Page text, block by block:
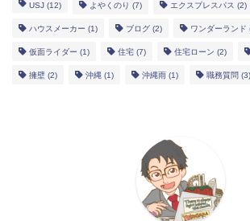
USJ (12) よやくのり (7) エクスプレスパス (2)
ハウスメーカー (1) ブログ (2) ワンダーランド
仮面ライダー (1) 住宅 (7) 住宅ローン (2)
擁壁 (2) 沖縄 (1) 沖縄雨 (1) 職務質問 (3)